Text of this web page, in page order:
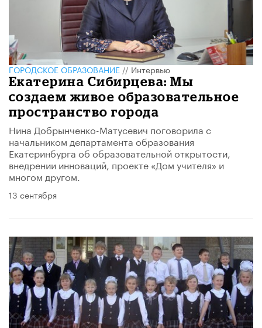
ГОРОДСКОЕ ОБРАЗОВАНИЕ//Интервью
Екатерина Сибирцева: Мы
создаем живое образовательное
пространство города
Нина Добрынченко-Матусевич поговорила с
начальником департамента образования
Екатеринбурга об образовательной открытости,
внедрении инноваций, проекте «Дом учителя» и
многом другом.
13 сентября